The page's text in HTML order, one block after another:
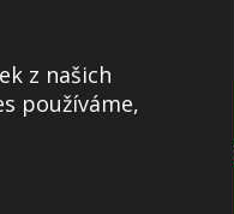
Obecní úřad
z našich
používáme,